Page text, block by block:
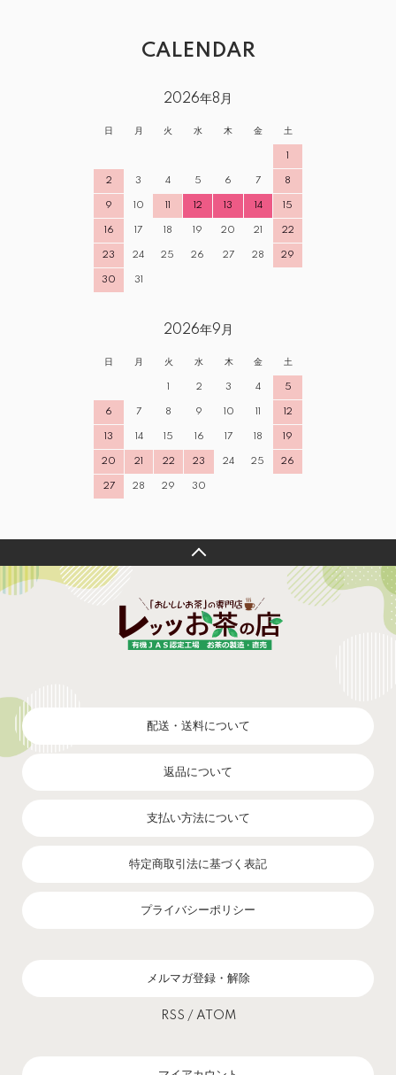
CALENDAR
2026年8月
日 月 火 水 木 金 土
1
2 3 4 5 6 7 8
9 10 11 12 13 14 15
16 17 18 19 20 21 22
23 24 25 26 27 28 29
30 31
2026年9月
日 月 火 水 木 金 土
1 2 3 4 5
6 7 8 9 10 11 12
13 14 15 16 17 18 19
20 21 22 23 24 25 26
27 28 29 30
配送・送料について
返品について
支払い方法について
特定商取引法に基づく表記
プライバシーポリシー
メルマガ登録・解除
RSS / ATOM